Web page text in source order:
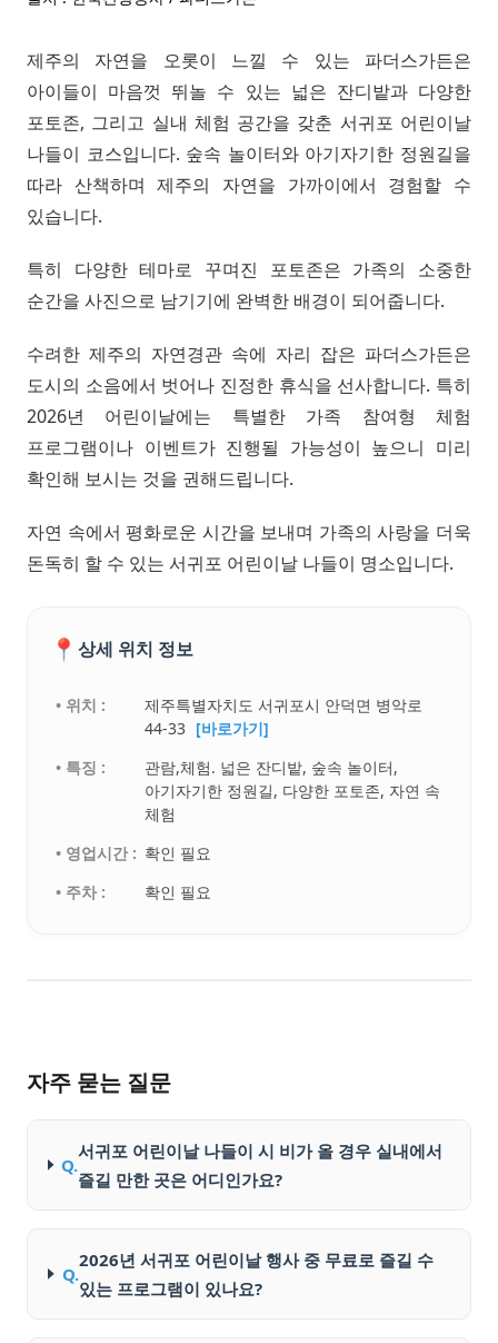
제주의 자연을 오롯이 느낄 수 있는 파더스가든은
아이들이 마음껏 뛰놀 수 있는 넓은 잔디밭과 다양한
포토존, 그리고 실내 체험 공간을 갖춘 서귀포 어린이날
나들이 코스입니다. 숲속 놀이터와 아기자기한 정원길을
따라 산책하며 제주의 자연을 가까이에서 경험할 수
있습니다.
특히 다양한 테마로 꾸며진 포토존은 가족의 소중한
순간을 사진으로 남기기에 완벽한 배경이 되어줍니다.
수려한 제주의 자연경관 속에 자리 잡은 파더스가든은
도시의 소음에서 벗어나 진정한 휴식을 선사합니다. 특히
2026년 어린이날에는 특별한 가족 참여형 체험
프로그램이나 이벤트가 진행될 가능성이 높으니 미리
확인해 보시는 것을 권해드립니다.
자연 속에서 평화로운 시간을 보내며 가족의 사랑을 더욱
돈독히 할 수 있는 서귀포 어린이날 나들이 명소입니다.
📍 상세 위치 정보
• 위치 :
제주특별자치도 서귀포시 안덕면 병악로
44-33 [바로가기]
• 특징 :
관람,체험. 넓은 잔디밭, 숲속 놀이터,
아기자기한 정원길, 다양한 포토존, 자연 속
체험
• 영업시간 : 확인 필요
• 주차 :
확인 필요
자주 묻는 질문
Q.
서귀포 어린이날 나들이 시 비가 올 경우 실내에서
즐길 만한 곳은 어디인가요?
Q.
2026년 서귀포 어린이날 행사 중 무료로 즐길 수
있는 프로그램이 있나요?